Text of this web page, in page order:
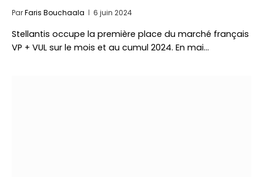
ParFaris Bouchaala 6 juin 2024
Stellantis occupe la première place du marché français
VP + VUL sur le mois et au cumul 2024. En mai…